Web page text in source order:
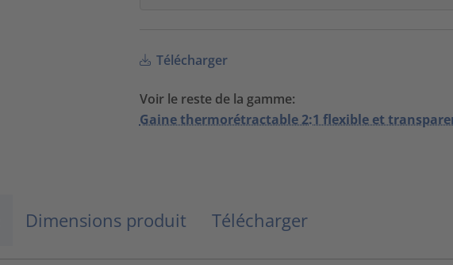
Télécharger
Voir le reste de la gamme:
Gaine thermorétractable 2:1 flexible et
Dimensions produit Télécharger